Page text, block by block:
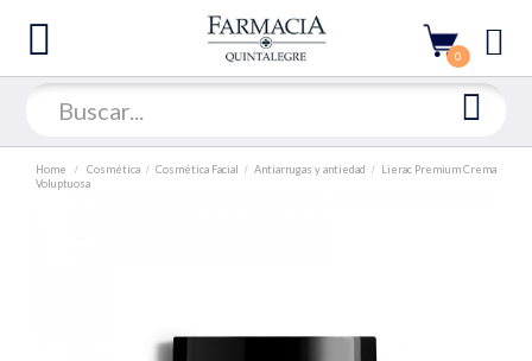
0
Home Cosmética Cosmética Facial Antiarrugas y antiedad
Lierac Premium Crema
Voluptuosa